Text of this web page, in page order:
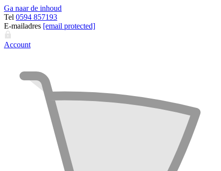
Ga naar de inhoud
Tel 0594 857193
E-mailadres [email protected]
Account